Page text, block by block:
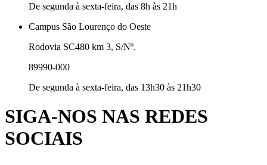
De segunda à sexta-feira, das 8h às 21h
Campus São Lourenço do Oeste
Rodovia SC480 km 3, S/Nº.
89990-000
De segunda à sexta-feira, das 13h30 às 21h30
SIGA-NOS NAS REDES
SOCIAIS